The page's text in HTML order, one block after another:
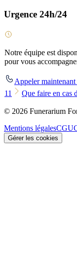
Urgence 24h/24
Notre équipe est
pour vous
Appeler maintenant
11
Que faire en cas
© 2026 Funerarium
Mentions légalesCGU
Gérer les cookies